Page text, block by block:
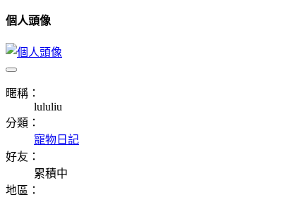
個人頭像
暱稱：
lululiu
分類：
寵物日記
好友：
累積中
地區：